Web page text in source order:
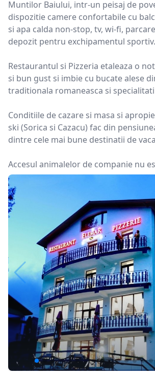
Muntilor Baiului, intr-un peisaj de
dispozitie camere confortabile cu
si apa calda non-stop, tv, wi-fi,
depozit pentru exchipamentul sportiv.
Restaurantul si Pizzeria etaleaza o
si bun gust si imbie cu bucate alese
traditionala romaneasca si
Conditiile de cazare si masa si
ski (Sorica si Cazacu) fac din
dintre cele mai bune destinatii de
Accesul animalelor de companie nu